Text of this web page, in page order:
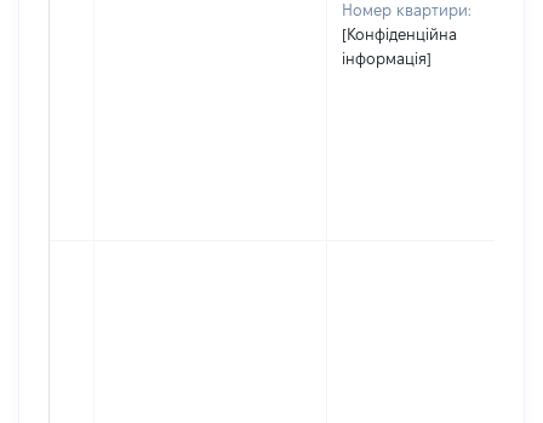
Номер квартири:
[Конфіденційна
інформація]